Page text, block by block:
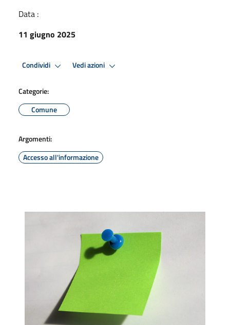
Data :
11 giugno 2025
Condividi Vedi azioni
Categorie:
Comune
Argomenti:
Accesso all'informazione